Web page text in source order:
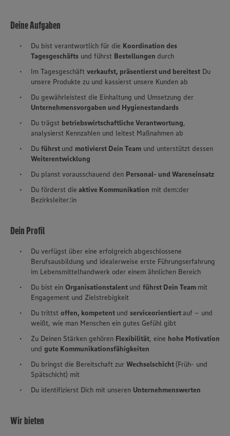
Deine Aufgaben
Du bist verantwortlich für die Koordination des
Tagesgeschäfts und führst Bestellungen durch
Im Tagesgeschäft verkaufst, präsentierst und bereitest Du
unsere Produkte zu und kassierst unsere Kunden ab
Du gewährleistest die Einhaltung und Umsetzung der
Unternehmensvorgaben und Hygienestandards
Du trägst betriebswirtschaftliche Verantwortung,
analysierst Kennzahlen und leitest Maßnahmen ab
Du führst und motivierst Dein Team und unterstützt dessen
Weiterentwicklung
Du planst vorausschauend den Personal- und Wareneinsatz
Du förderst die aktive Kommunikation mit dem:der
Bezirksleiter:in
Dein Profil
Du verfügst über eine erfolgreich abgeschlossene
Berufsausbildung und idealerweise erste Führungserfahrung
im Lebensmittelhandwerk oder einem ähnlichen Bereich
Du bist ein Organisationstalent und führst Dein Team mit
Engagement und Zielstrebigkeit
Du trittst offen, kompetent und serviceorientiertauf – und
weißt, wie man Menschen ein gutes Gefühl gibt
Zu Deinen Stärken gehören Flexibilität, eine hohe Motivation
und gute Kommunikationsfähigkeiten
Du bringst die Bereitschaft zur Wechselschicht(Früh- und
Spätschicht) mit
Du identifizierst Dich mit unseren Unternehmenswerten
Wir bieten